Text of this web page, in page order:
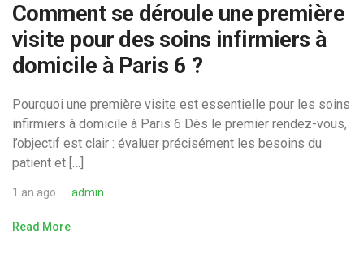
Comment se déroule une première
visite pour des soins infirmiers à
domicile à Paris 6 ?
Pourquoi une première visite est essentielle pour les soins
infirmiers à domicile à Paris 6 Dès le premier rendez-vous,
l’objectif est clair : évaluer précisément les besoins du
patient et […]
1 an ago admin
Read More